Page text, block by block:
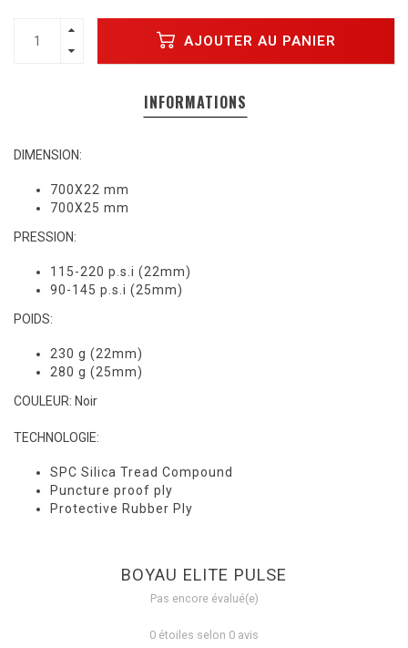
AJOUTER AU PANIER
INFORMATIONS
DIMENSION:
700X22 mm
700X25 mm
PRESSION:
115-220 p.s.i (22mm)
90-145 p.s.i (25mm)
POIDS:
230 g (22mm)
280 g (25mm)
COULEUR: Noir
TECHNOLOGIE:
SPC Silica Tread Compound
Puncture proof ply
Protective Rubber Ply
BOYAU ELITE PULSE
Pas encore évalué(e)
0 étoiles selon 0 avis